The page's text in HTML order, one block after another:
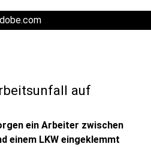
auf
ein Arbeiter zwischen
einem LKW eingeklemmt